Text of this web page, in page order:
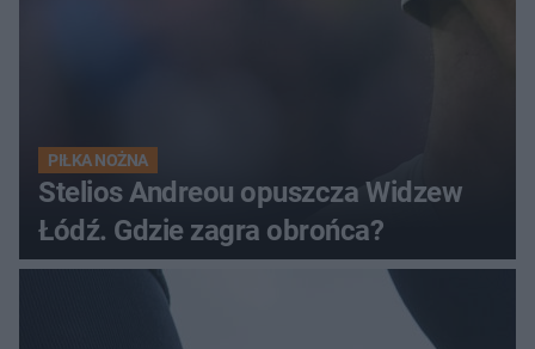
PIŁKA NOŻNA
Stelios Andreou opuszcza Widzew
Łódź. Gdzie zagra obrońca?